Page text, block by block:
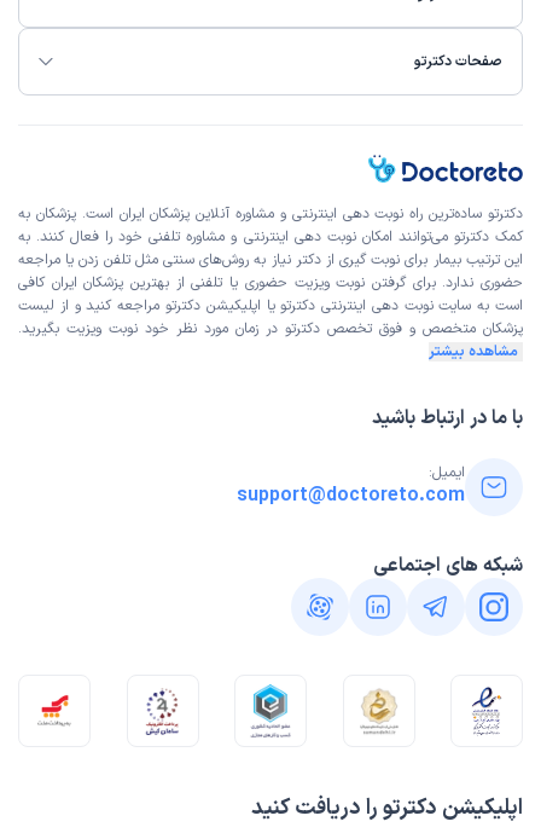
صفحات دکترتو
اپلیکیشن دکترتو را دریافت کنید
دکترتو ساده‌ترین راه نوبت‌ دهی اینترنتی و مشاوره آنلاین پزشکان ایران است. پزشکان به
کمک دکترتو می‌توانند امکان نوبت دهی اینترنتی و مشاوره تلفنی خود را فعال کنند. به
این ترتیب بیمار برای نوبت گیری از دکتر نیاز به روش‌های سنتی مثل تلفن زدن یا مراجعه
حضوری ندارد. برای گرفتن نوبت ویزیت حضوری یا تلفنی از بهترین پزشکان ایران کافی
است به سایت نوبت دهی اینترنتی دکترتو یا اپلیکیشن دکترتو مراجعه کنید و از لیست
پزشکان متخصص و فوق تخصص دکترتو در زمان مورد نظر خود نوبت ویزیت بگیرید.
مشاهده بیشتر
با ما در ارتباط باشید
ایمیل:
support@doctoreto.com
شبکه های اجتماعی